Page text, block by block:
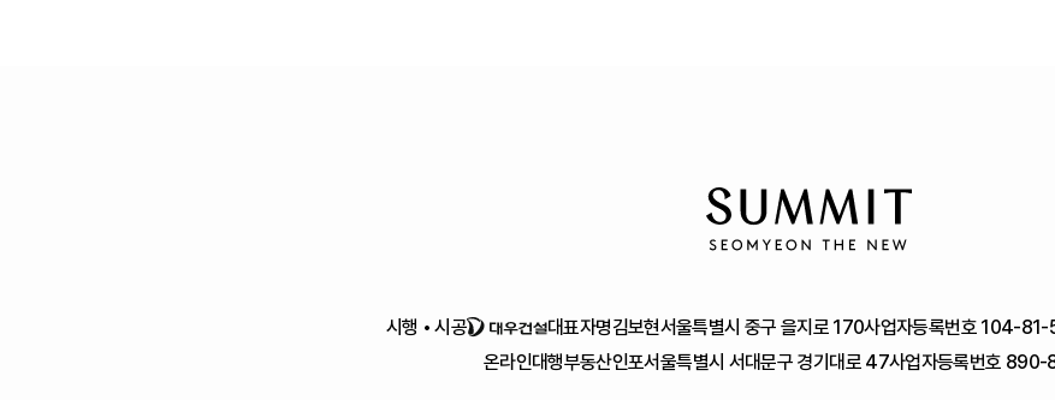
시행 • 시공 대표자명김보현서울특별시 중구 을지로 170사업자등록번호 104-
온라인대행부동산인포서울특별시 서대문구 경기대로 47사업자등록번호